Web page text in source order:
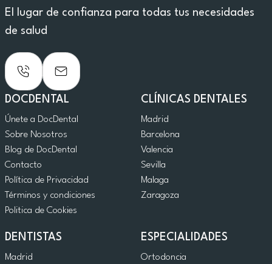
El lugar de confianza para todas tus necesidades
de salud
DOCDENTAL
Únete a DocDental
Sobre Nosotros
Blog de DocDental
Contacto
Política de Privacidad
Términos y condiciones
Politica de Cookies
CLÍNICAS DENTALES
Madrid
Barcelona
Valencia
Sevilla
Malaga
Zaragoza
DENTISTAS
Madrid
ESPECIALIDADES
Ortodoncia